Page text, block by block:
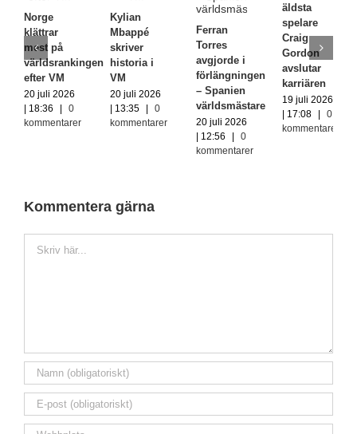
Norge
klättrar
mest på
världsrankingen
efter VM
20 juli 2026
| 18:36
|
0
kommentarer
Kylian
Mbappé
skriver
historia i
VM
20 juli 2026
| 13:35
|
0
kommentarer
Ferran
Torres
avgjorde i
förlängningen
– Spanien
världsmästare
20 juli 2026
| 12:56
|
0
kommentarer
äldsta
spelare
Craig
Gordon
avslutar
karriären
19 juli 2026
| 17:08
|
0
kommentarer
Kommentera gärna